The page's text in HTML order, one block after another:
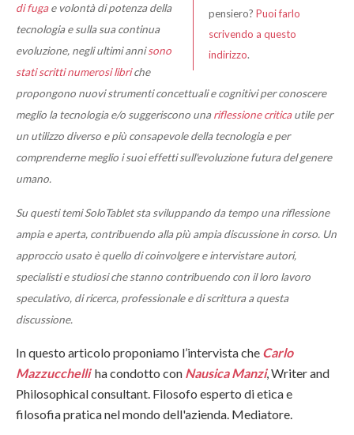
pensiero? Puoi farlo
scrivendo a questo
indirizzo.
di fugae volontà di potenza della
tecnologia e sulla sua continua
evoluzione, negli ultimi annisono
stati scritti numerosi libriche
propongono nuovi strumenti concettuali e cognitivi per conoscere
meglio la tecnologia e/o suggeriscono unariflessione criticautile per
un utilizzo diverso e più consapevole della tecnologia e per
comprenderne meglio i suoi effetti sull'evoluzione futura del genere
umano.
Su questi temi SoloTablet sta sviluppando da tempo una riflessione
ampia e aperta, contribuendo alla più ampia discussione in corso. Un
approccio usato è quello di coinvolgere e intervistare autori,
specialisti e studiosi che stanno contribuendo con il loro lavoro
speculativo, di ricerca, professionale e di scrittura a questa
discussione.
In questo articolo proponiamo l’intervista che Carlo
Mazzucchelli ha condotto con Nausica Manzi, Writer and
Philosophical consultant. Filosofo esperto di etica e
filosofia pratica nel mondo dell'azienda. Mediatore.